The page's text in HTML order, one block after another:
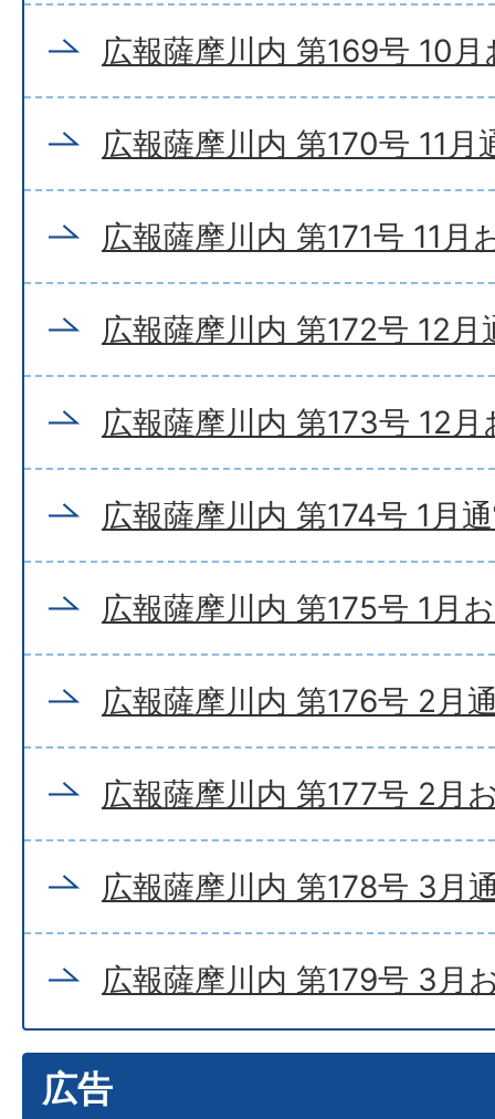
広報薩摩川内 第169号 10
広報薩摩川内 第170号 11月
広報薩摩川内 第171号 11月
広報薩摩川内 第172号 12月
広報薩摩川内 第173号 12
広報薩摩川内 第174号 1月
広報薩摩川内 第175号 1月
広報薩摩川内 第176号 2月
広報薩摩川内 第177号 2月
広報薩摩川内 第178号 3月
広報薩摩川内 第179号 3月
広告